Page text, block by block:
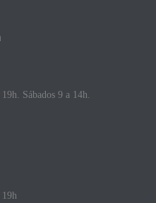
Sábados 9 a 14h.